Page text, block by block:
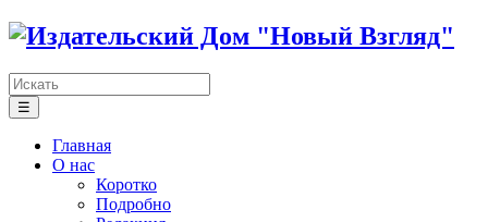
☰
Главная
О нас
Коротко
Подробно